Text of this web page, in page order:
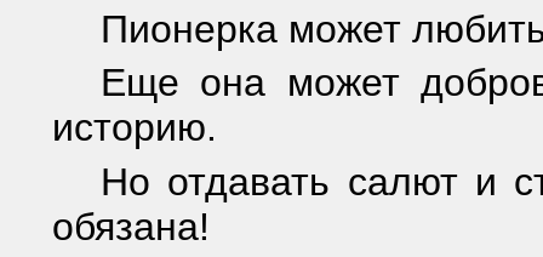
Пионерка может
Еще она может
историю.
Но отдавать салют и
обязана!